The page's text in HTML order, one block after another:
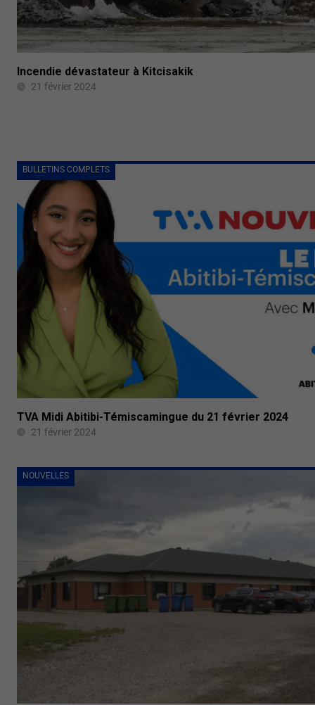
Incendie dévastateur à Kitcisakik
21 février 2024
BULLETINS COMPLETS
TVA Midi Abitibi-Témiscamingue du 21 février 2024
21 février 2024
NOUVELLES